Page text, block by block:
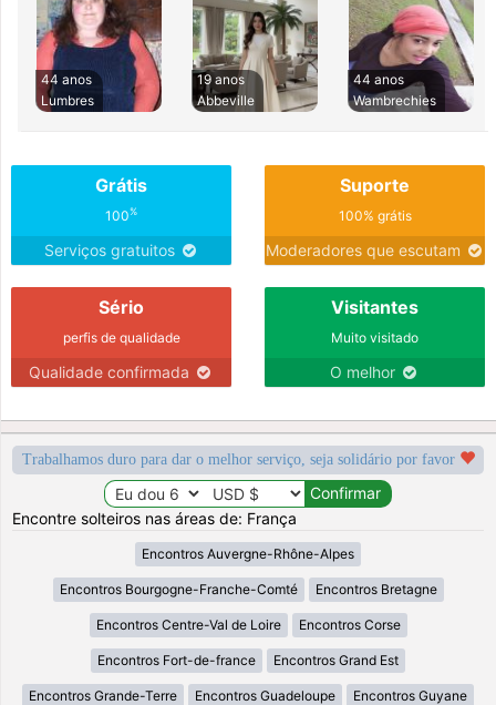
44 anos
Lumbres
19 anos
Abbeville
44 anos
Wambrechies
Grátis
100%
Serviços gratuitos
Suporte
100% grátis
Moderadores que escutam
Sério
perfis de qualidade
Qualidade confirmada
Visitantes
Muito visitado
O melhor
Trabalhamos duro para dar o melhor serviço, seja solidário por favor
Encontre solteiros nas áreas de: França
Encontros Auvergne-Rhône-Alpes
Encontros Bourgogne-Franche-Comté Encontros Bretagne
Encontros Centre-Val de Loire Encontros Corse
Encontros Fort-de-france Encontros Grand Est
Encontros Grande-Terre Encontros Guadeloupe Encontros Guyane